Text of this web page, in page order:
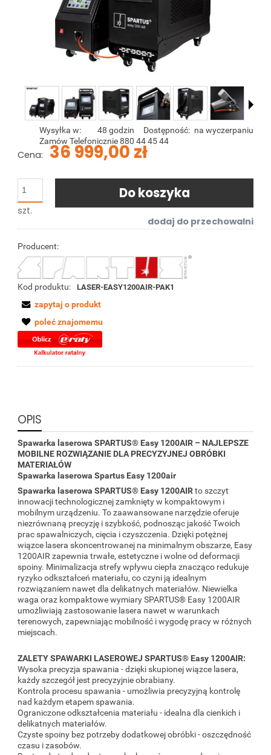
Dostępność: na wyczerpaniu
Wysyłka w:
48 godzin
Zamów Telefonicznie 880 44 45 44
Cena: 36 999,00 zł
szt.
Do koszyka
dodaj do przechowalni
Producent:
Kod produktu: LASER-EASY1200AIR-PAK1
zapytaj o produkt
poleć znajomemu
OPIS
Spawarka laserowa SPARTUS® Easy 1200AIR – NAJLEPSZE
MOBILNE ROZWIĄZANIE DLA PRECYZYJNEJ OBRÓBKI
MATERIAŁÓW
Spawarka laserowa Spartus Easy 1200air
Spawarka laserowa SPARTUS® Easy 1200AIRto szczyt
innowacji technologicznej zamknięty w kompaktowym i
mobilnym urządzeniu. To zaawansowane narzędzie oferuje
niezrównaną precyzję i szybkość, podnosząc jakość Twoich
prac spawalniczych, cięcia i czyszczenia. Dzięki potężnej
wiązce lasera skoncentrowanej na minimalnym obszarze, Easy
1200AIR zapewnia trwałe, estetyczne i wolne od deformacji
spoiny. Minimalizacja strefy wpływu ciepła znacząco redukuje
ryzyko odkształceń materiału, co czyni ją idealnym
rozwiązaniem nawet dla delikatnych materiałów. Niewielka
waga oraz kompaktowe wymiary SPARTUS® Easy 1200AIR
umożliwiają zastosowanie lasera nawet w warunkach
terenowych, zapewniając mobilność i wygodę pracy w różnych
miejscach.
ZALETY SPAWARKI LASEROWEJ SPARTUS® Easy 1200AIR:
Wysoka precyzja spawania - dzięki skupionej wiązce lasera,
każdy szczegół jest precyzyjnie obrabiany.
Kontrola procesu spawania - umożliwia precyzyjną kontrolę
nad każdym etapem spawania.
Ograniczone odkształcenia materiału - idealna dla cienkich i
delikatnych materiałów.
Czyste spoiny bez potrzeby dodatkowej obróbki - oszczędność
czasu i zasobów.